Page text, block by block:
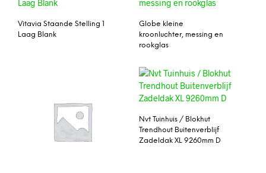
Vitavia Staande Stelling 1
Laag Blank
Globe kleine
kroonluchter, messing en
rookglas
Nvt Tuinhuis / Blokhut
Trendhout Buitenverblijf
Zadeldak XL 9260mm D